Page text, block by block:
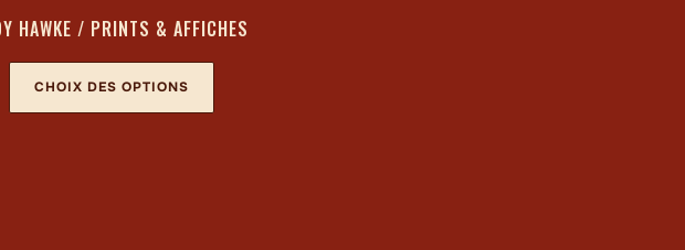
HAWKE / PRINTS & AFFICHES
CHOIX DES OPTIONS